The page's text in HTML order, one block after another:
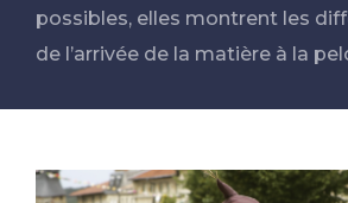
possibles, elles montrent les
de l’arrivée de la matière à la